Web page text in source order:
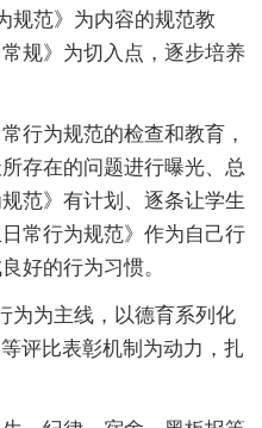
规范》为内容的规范教
规》为切入点，逐步培养
行为规范的检查和教育，
存在的问题进行曝光、总
范》有计划、逐条让学生
常行为规范》作为自己行
好的行为习惯。
为为主线，以德育系列化
评比表彰机制为动力，扎